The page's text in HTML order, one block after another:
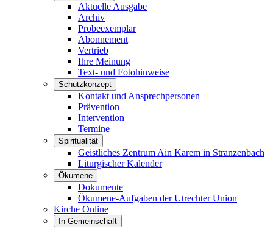
Aktuelle Ausgabe
Archiv
Probeexemplar
Abonnement
Vertrieb
Ihre Meinung
Text- und Fotohinweise
Schutzkonzept
Kontakt und Ansprechpersonen
Prävention
Intervention
Termine
Spiritualität
Geistliches Zentrum Ain Karem in Stranzenbach
Liturgischer Kalender
Ökumene
Dokumente
Ökumene-Aufgaben der Utrechter Union
Kirche Online
In Gemeinschaft